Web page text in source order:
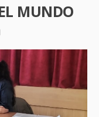
MUNDO